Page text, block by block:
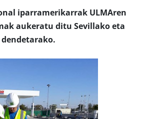
iparramerikarrak ULMAren
aukeratu ditu Sevillako eta